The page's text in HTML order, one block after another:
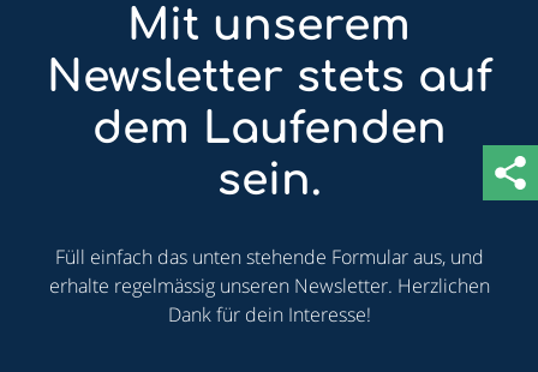
Mit unserem
Newsletter stets auf
dem Laufenden
sein.
Füll einfach das unten stehende Formular aus, und
erhalte regelmässig unseren Newsletter. Herzlichen
Dank für dein Interesse!